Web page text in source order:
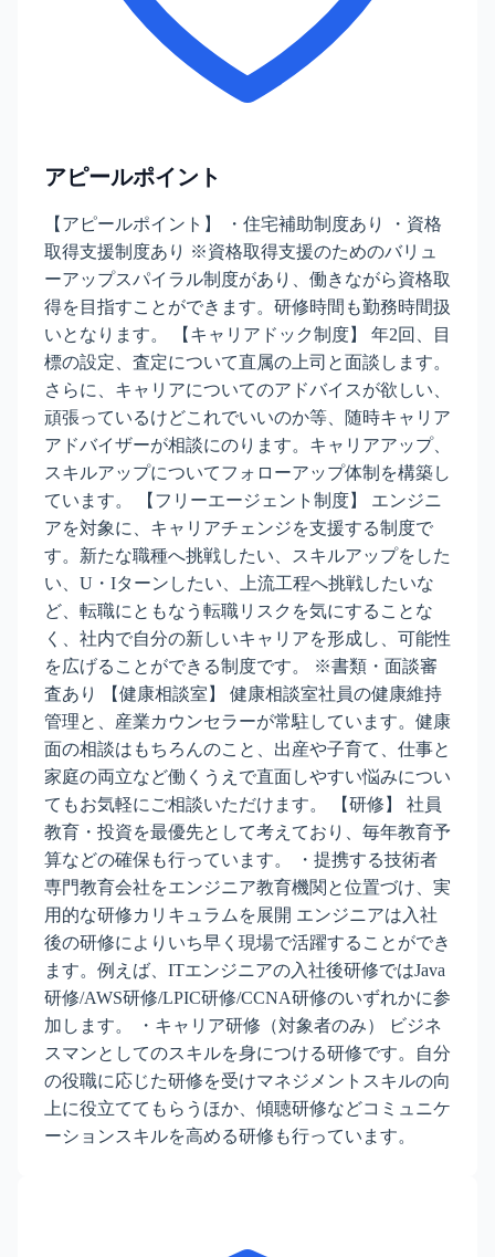
アピールポイント
【アピールポイント】 ・住宅補助制度あり ・資格
取得支援制度あり ※資格取得支援のためのバリュ
ーアップスパイラル制度があり、働きながら資格取
得を目指すことができます。研修時間も勤務時間扱
いとなります。 【キャリアドック制度】 年2回、目
標の設定、査定について直属の上司と面談します。
さらに、キャリアについてのアドバイスが欲しい、
頑張っているけどこれでいいのか等、随時キャリア
アドバイザーが相談にのります。キャリアアップ、
スキルアップについてフォローアップ体制を構築し
ています。 【フリーエージェント制度】 エンジニ
アを対象に、キャリアチェンジを支援する制度で
す。新たな職種へ挑戦したい、スキルアップをした
い、U・Iターンしたい、上流工程へ挑戦したいな
ど、転職にともなう転職リスクを気にすることな
く、社内で自分の新しいキャリアを形成し、可能性
を広げることができる制度です。 ※書類・面談審
査あり 【健康相談室】 健康相談室社員の健康維持
管理と、産業カウンセラーが常駐しています。健康
面の相談はもちろんのこと、出産や子育て、仕事と
家庭の両立など働くうえで直面しやすい悩みについ
てもお気軽にご相談いただけます。 【研修】 社員
教育・投資を最優先として考えており、毎年教育予
算などの確保も行っています。 ・提携する技術者
専門教育会社をエンジニア教育機関と位置づけ、実
用的な研修カリキュラムを展開 エンジニアは入社
後の研修によりいち早く現場で活躍することができ
ます。例えば、ITエンジニアの入社後研修ではJava
研修/AWS研修/LPIC研修/CCNA研修のいずれかに参
加します。 ・キャリア研修（対象者のみ） ビジネ
スマンとしてのスキルを身につける研修です。自分
の役職に応じた研修を受けマネジメントスキルの向
上に役立ててもらうほか、傾聴研修などコミュニケ
ーションスキルを高める研修も行っています。